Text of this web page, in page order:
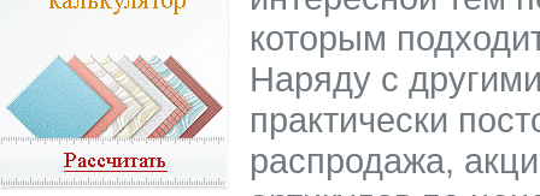
которым
Наряду с
практически
распродажа,